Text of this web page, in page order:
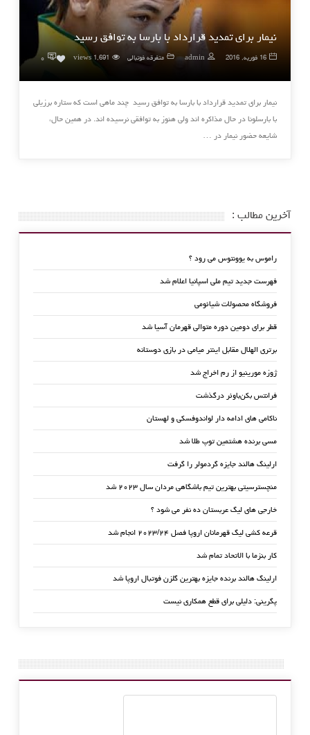
نیمار برای تمدید قرارداد با بارسا به توافق رسید
16 فوریه, 2016 admin متفرقه فوتبالی 1,691 views
0 ۰
نیمار برای تمدید قرارداد با بارسا به توافق رسید چند ماهی است که ستاره برزیلی
با بارسلونا در حال مذاکره اند ولی هنوز به توافقی نرسیده اند. در همین حال،
شایعه حضور نیمار در …
آخرین مطالب :
راموس به یوونتوس می رود ؟
فهرست جدید تیم ملی اسپانیا اعلام شد
فروشگاه محصولات شیائومی
قطر برای دومین دوره متوالی قهرمان آسیا شد
برتری الهلال مقابل اینتر میامی در بازی دوستانه
ژوزه مورینیو از رم اخراج شد
فرانتس بکن‌باوئر درگذشت
ناکامی های ادامه دار لواندوفسکی و لهستان
مسی برنده هشتمین توپ طلا شد
ارلینگ هالند جایزه گردمولر را گرفت
منچسترسیتی بهترین تیم باشگاهی مردان سال ۲۰۲۳ شد
خارجی های لیگ عربستان ده نفر می شود ؟
قرعه کشی لیگ قهرمانان اروپا فصل ۲۰۲۳/۲۴ انجام شد
کار بنزما با الاتحاد تمام شد
ارلینگ هالند برنده جایزه بهترین گلزن فوتبال اروپا شد
پگرینی: دلیلی برای قطع همکاری نیست